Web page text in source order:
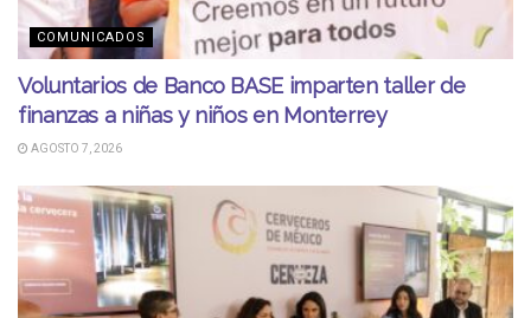
COMUNICADOS
Voluntarios de Banco BASE imparten taller de
finanzas a niñas y niños en Monterrey
AGOSTO 7, 2026